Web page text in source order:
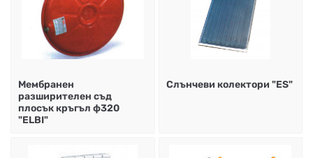
Мембранен
разширителен съд
плосък кръгъл ф320
"ELBI"
Слънчеви колектори "ES"